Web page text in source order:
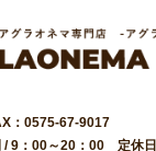
：0575-67-9017
/ 9：00～20：00 定休日